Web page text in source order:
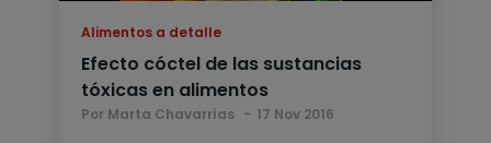
Alimentos a detalle
Efecto cóctel de las sustancias
tóxicas en alimentos
Por Marta Chavarrías 17 Nov 2016